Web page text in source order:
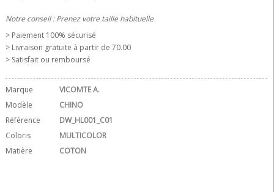
Notre conseil : Prenez votre taille habituelle
> Paiement 100% sécurisé
> Livraison gratuite à partir de 70.00 
> Satisfait ou remboursé
Marque
VICOMTE A.
Modèle
CHINO
Référence
DW_HL001_C01
Coloris
MULTICOLOR
Matière
COTON